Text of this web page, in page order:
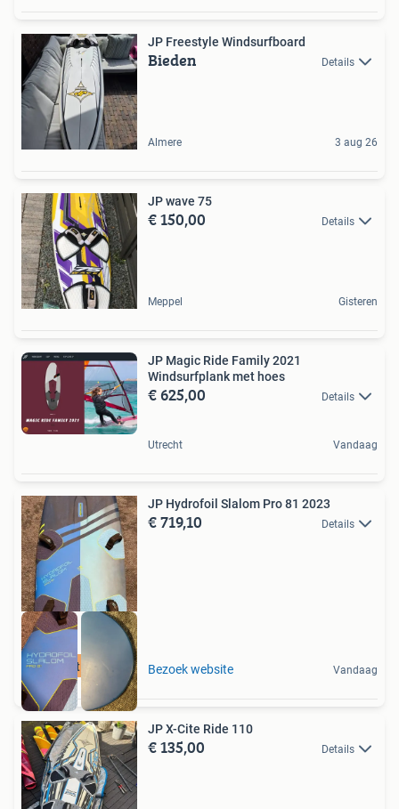
JP Freestyle Windsurfboard
Bieden Details
Almere 3 aug 26
JP wave 75
€ 150,00 Details
Meppel Gisteren
JP Magic Ride Family 2021
Windsurfplank met hoes
€ 625,00 Details
Utrecht Vandaag
best buy
JP Hydrofoil Slalom Pro 81 2023
€ 719,10 Details
Bezoek website Vandaag
JP X-Cite Ride 110
€ 135,00 Details